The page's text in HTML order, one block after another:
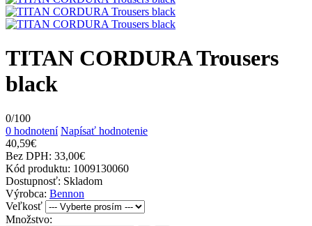
TITAN CORDURA Trousers
black
0/100
0 hodnotení Napísať hodnotenie
40,59€
Bez DPH: 33,00€
Kód produktu: 1009130060
Dostupnosť: Skladom
Výrobca: Bennon
Veľkosť
Množstvo: